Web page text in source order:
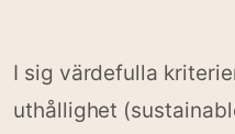
I sig värdefulla
uthållighet